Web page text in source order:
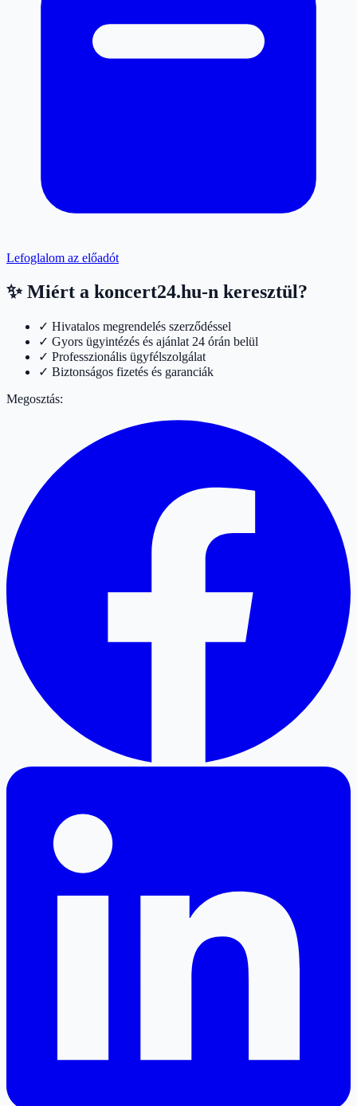
Lefoglalom az előadót
✨ Miért a koncert24.hu-n keresztül?
✓ Hivatalos megrendelés szerződéssel
✓ Gyors ügyintézés és ajánlat 24 órán belül
✓ Professzionális ügyfélszolgálat
✓ Biztonságos fizetés és garanciák
Megosztás: